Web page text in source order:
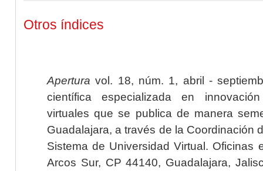
Otros índices
Apertura vol. 18, núm. 1, abril -
científica especializada en
virtuales que se publica de manera
Guadalajara, a través de la Coordinación
Sistema de Universidad Virtual. Oficinas
Arcos Sur, CP 44140, Guadalajara,